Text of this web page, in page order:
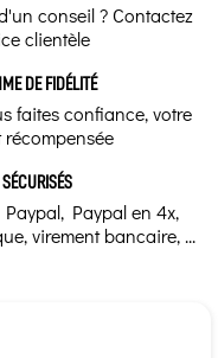
conseil ? Contactez
clientèle
DE FIDÉLITÉ
faites confiance, votre
récompensée
Paypal en 4x,
virement bancaire, ...